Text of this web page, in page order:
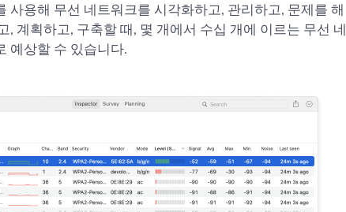
사용해 무선 네트워크를 시각화하고, 관리하고, 문제를 해
, 계획하고, 구축할 때, 몇 개에서 수십 개에 이르는 무선 네
예상할 수 있습니다.